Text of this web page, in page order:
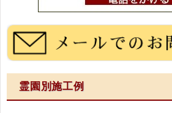
霊園別施工例